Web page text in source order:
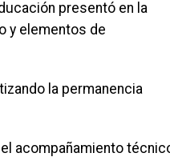
presentó en la
y elementos de
la permanencia
acompañamiento